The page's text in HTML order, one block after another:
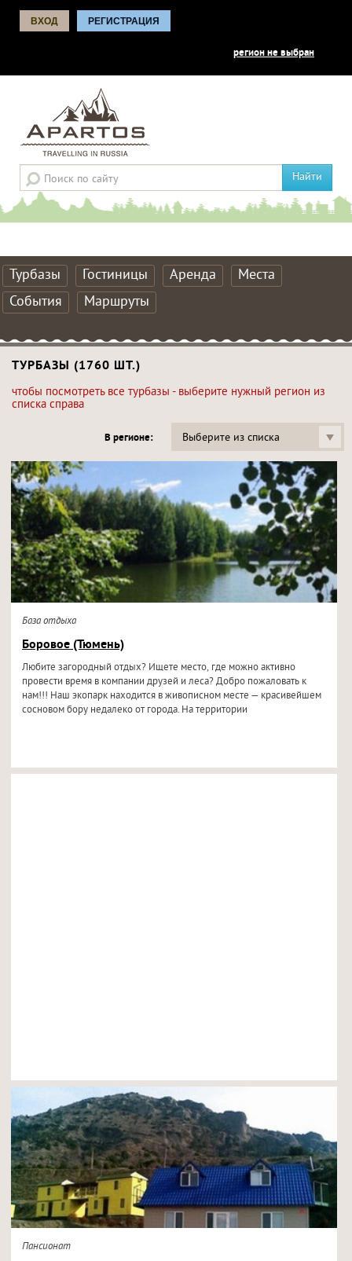
ВХОД РЕГИСТРАЦИЯ
регион не выбран
Найти
Турбазы Гостиницы Аренда
Места
События
Маршруты
ТУРБАЗЫ (1760 ШТ.)
чтобы посмотреть все турбазы - выберите нужный регион из
списка справа
В регионе: Выберите из списка
База отдыха
Боровое (Тюмень)
Любите загородный отдых? Ищете место, где можно активно
провести время в компании друзей и леса? Добро пожаловать к
нам!!! Наш экопарк находится в живописном месте — красивейшем
сосновом бору недалеко от города. На территории
Пансионат